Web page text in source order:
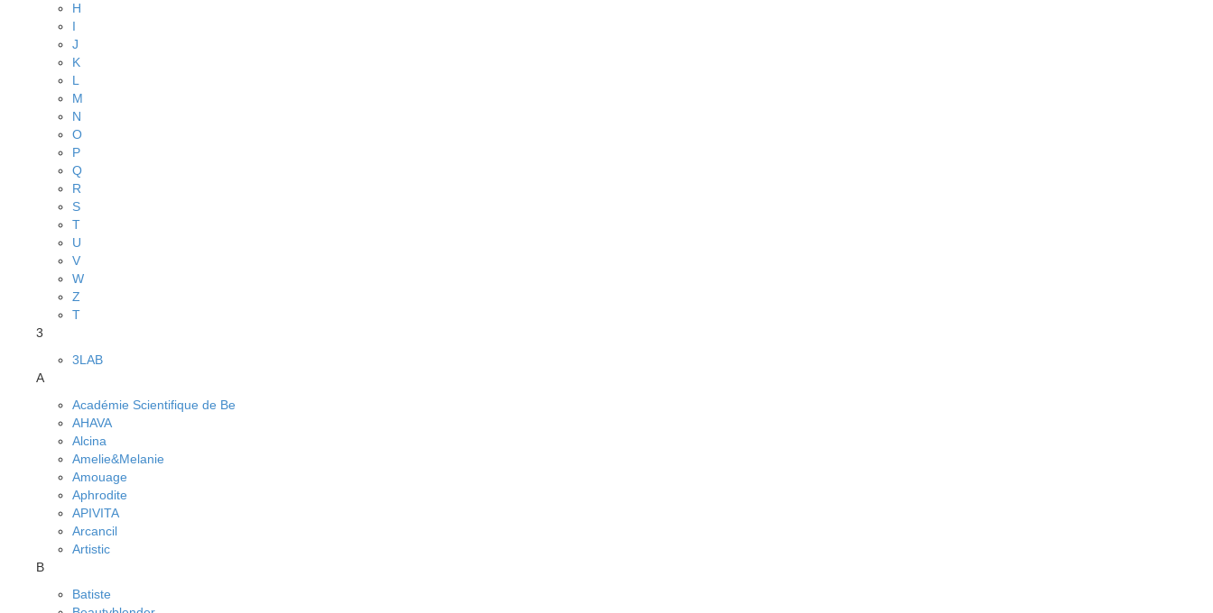
H
I
J
K
L
M
N
O
P
Q
R
S
T
U
V
W
Z
Т
3
3LAB
A
Académie Scientifique de Be
AHAVA
Alcina
Amelie&Melanie
Amouage
Aphrodite
APIVITA
Arcancil
Artistic
B
Batiste